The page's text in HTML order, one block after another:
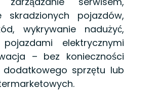
skradzionych pojazdów,
wykrywanie nadużyć,
pojazdami elektrycznymi
– bez konieczności
dodatkowego sprzętu lub